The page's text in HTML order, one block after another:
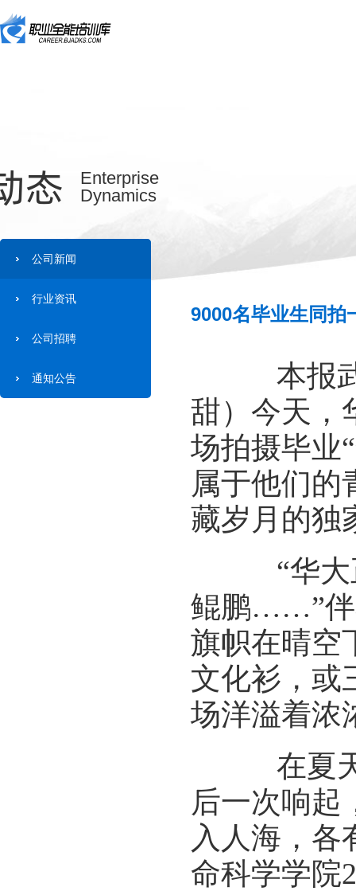
态
Enterprise
Dynamics
公司新闻
行业资讯
公司招聘
通知公告
9000名毕业生同拍
本报武
甜）今天，
场拍摄毕业
属于他们的
藏岁月的独
“华大正
鲲鹏……”伴
旗帜在晴空
文化衫，或
场洋溢着浓
在夏天
后一次响起
入人海，各
命科学学院